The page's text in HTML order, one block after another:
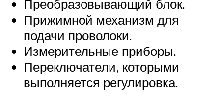
Преобразовывающий блок.
Прижимной механизм для
подачи проволоки.
Измерительные приборы.
Переключатели, которыми
выполняется регулировка.